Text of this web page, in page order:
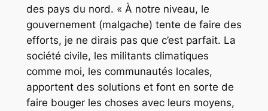
des pays du nord. « À notre niveau, le
gouvernement (malgache) tente de faire des
efforts, je ne dirais pas que c’est parfait. La
société civile, les militants climatiques
comme moi, les communautés locales,
apportent des solutions et font en sorte de
faire bouger les choses avec leurs moyens,